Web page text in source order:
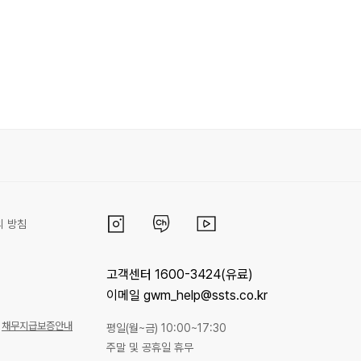
방침
채무지급보증안내
고객센터 1600-3424(유료)
이메일 gwm_help@ssts.co.kr
평일(월~금) 10:00~17:30
주말 및 공휴일 휴무